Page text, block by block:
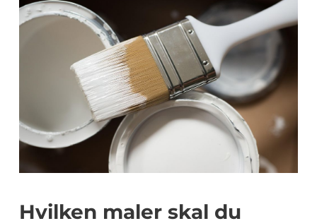
Hvilken maler skal du